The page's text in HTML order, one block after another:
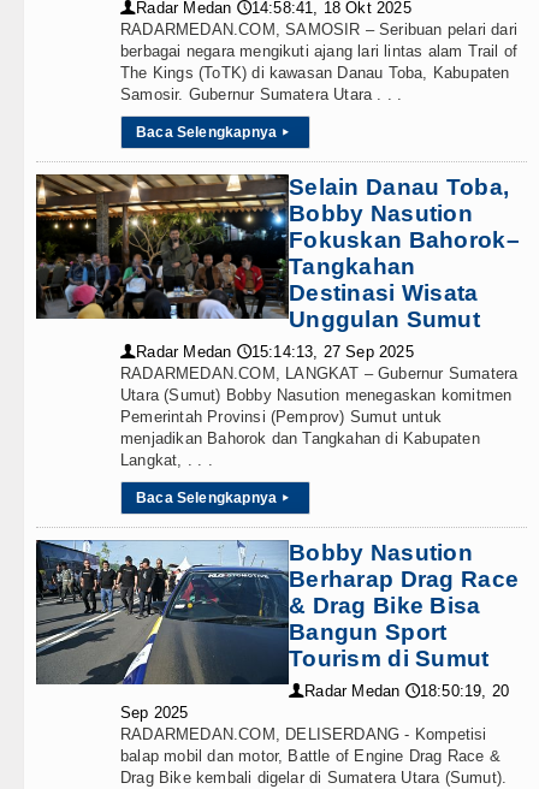
👤 Radar Medan 🕔14:58:41, 18 Okt 2025
RADARMEDAN.COM, SAMOSIR – Seribuan pelari dari
berbagai negara mengikuti ajang lari lintas alam Trail of
The Kings (ToTK) di kawasan Danau Toba, Kabupaten
Samosir. Gubernur Sumatera Utara . . .
Baca Selengkapnya ▸
Selain Danau Toba,
Bobby Nasution
Fokuskan Bahorok–
Tangkahan
Destinasi Wisata
Unggulan Sumut
👤 Radar Medan 🕔15:14:13, 27 Sep 2025
RADARMEDAN.COM, LANGKAT – Gubernur Sumatera
Utara (Sumut) Bobby Nasution menegaskan komitmen
Pemerintah Provinsi (Pemprov) Sumut untuk
menjadikan Bahorok dan Tangkahan di Kabupaten
Langkat, . . .
Baca Selengkapnya ▸
Bobby Nasution
Berharap Drag Race
& Drag Bike Bisa
Bangun Sport
Tourism di Sumut
👤 Radar Medan 🕔18:50:19, 20
Sep 2025
RADARMEDAN.COM, DELISERDANG - Kompetisi
balap mobil dan motor, Battle of Engine Drag Race &
Drag Bike kembali digelar di Sumatera Utara (Sumut).